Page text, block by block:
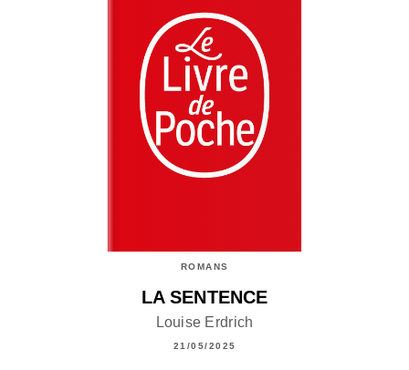
ROMANS
LA SENTENCE
Louise Erdrich
21/05/2025